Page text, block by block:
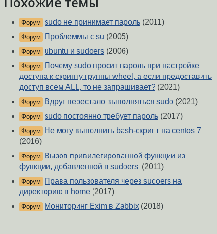
Форум sudo не принимает пароль (2011)
Форум Проблеммы с su (2005)
Форум ubuntu и sudoers (2006)
Форум
Почему sudo просит пароль при настройке
доступа к скрипту группы wheel, а если предоставить
доступ всем ALL, то не запрашивает? (2021)
Форум Вдруг перестало выполняться sudo (2021)
Форум sudo постоянно требует пароль (2017)
Форум
Не могу выполнить bash-скрипт на centos 7
(2016)
Форум
Вызов привилегированной функции из
функции, добавленной в sudoers. (2011)
Форум
Права пользователя через sudoers на
директорию в home (2017)
Форум Мониторинг Exim в Zabbix (2018)